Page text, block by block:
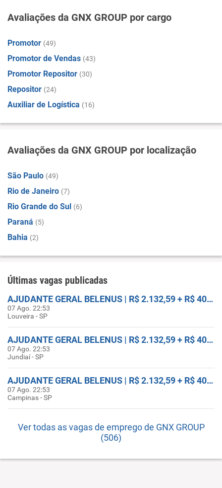
Avaliações da GNX GROUP por cargo
Promotor (49)
Promotor de Vendas (43)
Promotor Repositor (30)
Repositor (24)
Auxiliar de Logística (16)
Avaliações da GNX GROUP por localização
São Paulo (49)
Rio de Janeiro (7)
Rio Grande do Sul (6)
Paraná (5)
Bahia (2)
Últimas vagas publicadas
AJUDANTE GERAL BELENUS | R$ 2.132,59 + R$ 400 ASSIDUIDADE + FRETADO
07 Ago. 22:53
Louveira - SP
AJUDANTE GERAL BELENUS | R$ 2.132,59 + R$ 400 ASSIDUIDADE + FRETADO
07 Ago. 22:53
Jundiaí - SP
AJUDANTE GERAL BELENUS | R$ 2.132,59 + R$ 400 ASSIDUIDADE + FRETADO
07 Ago. 22:53
Campinas - SP
Ver todas as vagas de emprego de GNX GROUP
(506)